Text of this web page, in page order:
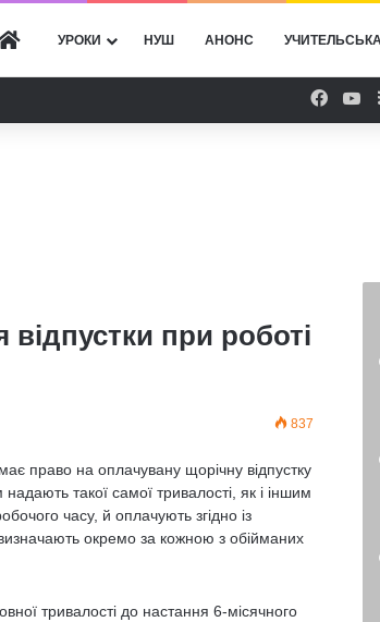
ГОЛОВНА
УРОКИ НУШ АНОНС
при роботі
837
право на оплачувану щорічну відпустку
такої самої тривалості, як і іншим
часу, й оплачують згідно із
визначають окремо за кожною з обійманих
тривалості до настання 6-місячного